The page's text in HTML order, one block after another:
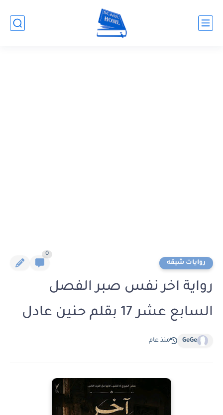
روايات شيقه
0
رواية اخر نفس صبر الفصل
السابع عشر 17 بقلم حنين عادل
GeGe منذ عام